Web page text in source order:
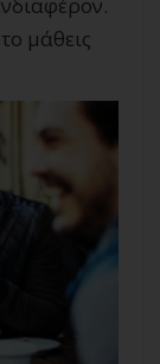
μάθεις